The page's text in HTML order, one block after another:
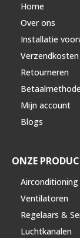
Home
Over ons
Installatie
Retourneren
Mijn account
Blogs
ONZE
Airconditioning
Ventilatoren
Regelaars &
Luchtkanalen